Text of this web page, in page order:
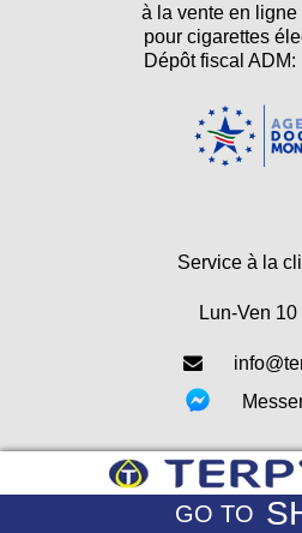
à la vente en
pour cigarettes
Dépôt fiscal
Service à la
Lun-Ven 10
Privacy
GO TO